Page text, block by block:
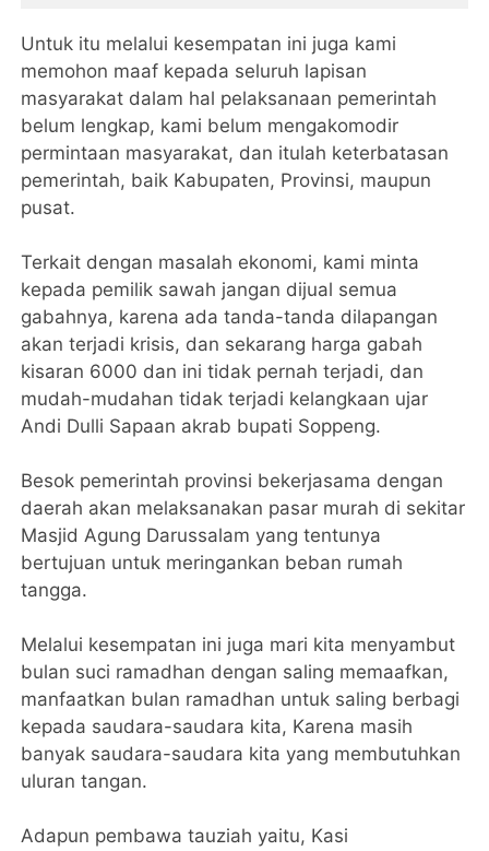
Untuk itu melalui kesempatan ini juga kami
memohon maaf kepada seluruh lapisan
masyarakat dalam hal pelaksanaan pemerintah
belum lengkap, kami belum mengakomodir
permintaan masyarakat, dan itulah keterbatasan
pemerintah, baik Kabupaten, Provinsi, maupun
pusat.
Terkait dengan masalah ekonomi, kami minta
kepada pemilik sawah jangan dijual semua
gabahnya, karena ada tanda-tanda dilapangan
akan terjadi krisis, dan sekarang harga gabah
kisaran 6000 dan ini tidak pernah terjadi, dan
mudah-mudahan tidak terjadi kelangkaan ujar
Andi Dulli Sapaan akrab bupati Soppeng.
Besok pemerintah provinsi bekerjasama dengan
daerah akan melaksanakan pasar murah di sekitar
Masjid Agung Darussalam yang tentunya
bertujuan untuk meringankan beban rumah
tangga.
Melalui kesempatan ini juga mari kita menyambut
bulan suci ramadhan dengan saling memaafkan,
manfaatkan bulan ramadhan untuk saling berbagi
kepada saudara-saudara kita, Karena masih
banyak saudara-saudara kita yang membutuhkan
uluran tangan.
Adapun pembawa tauziah yaitu, Kasi